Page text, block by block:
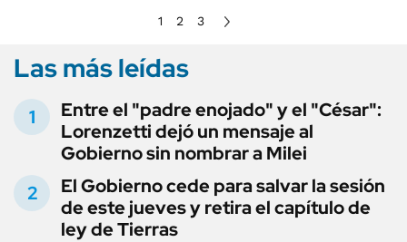
1 2 3
Las más leídas
Entre el "padre enojado" y el "César":
Lorenzetti dejó un mensaje al
Gobierno sin nombrar a Milei
El Gobierno cede para salvar la sesión
de este jueves y retira el capítulo de
ley de Tierras